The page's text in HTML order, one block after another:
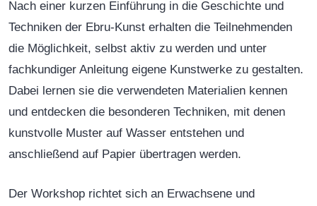
Nach einer kurzen Einführung in die Geschichte und
Techniken der Ebru-Kunst erhalten die Teilnehmenden
die Möglichkeit, selbst aktiv zu werden und unter
fachkundiger Anleitung eigene Kunstwerke zu gestalten.
Dabei lernen sie die verwendeten Materialien kennen
und entdecken die besonderen Techniken, mit denen
kunstvolle Muster auf Wasser entstehen und
anschließend auf Papier übertragen werden.
Der Workshop richtet sich an Erwachsene und